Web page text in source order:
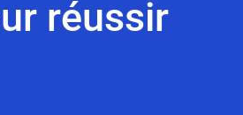
réussir